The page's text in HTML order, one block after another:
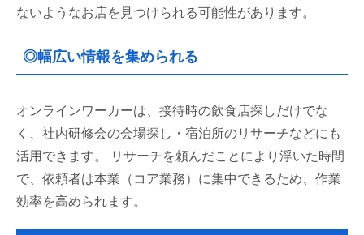
ないようなお店を見つけられる可能性があります。
◎幅広い情報を集められる
オンラインワーカーは、接待時の飲食店探しだけでな
く、社内研修会の会場探し・宿泊所のリサーチなどにも
活用できます。 リサーチを頼んだことにより浮いた時間
で、依頼者は本業（コア業務）に集中できるため、作業
効率を高められます。